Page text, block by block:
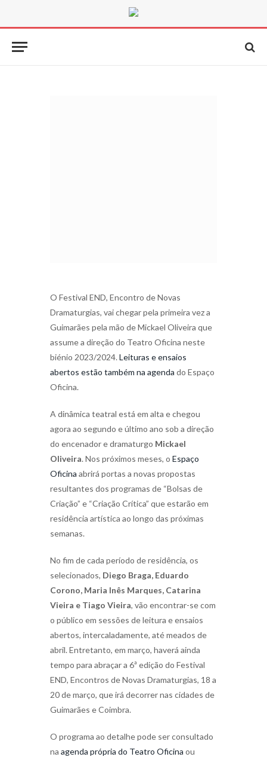
O Festival END, Encontro de Novas
Dramaturgias, vai chegar pela primeira vez a
Guimarães pela mão de Mickael Oliveira que
assume a direção do Teatro Oficina neste
biénio 2023/2024. Leituras e ensaios
abertos estão também na agenda do Espaço
Oficina.
A dinâmica teatral está em alta e chegou
agora ao segundo e último ano sob a direção
do encenador e dramaturgo Mickael
Oliveira. Nos próximos meses, o Espaço
Oficina abrirá portas a novas propostas
resultantes dos programas de “Bolsas de
Criação” e “Criação Crítica” que estarão em
residência artística ao longo das próximas
semanas.
No fim de cada período de residência, os
selecionados, Diego Braga, Eduardo
Corono, Maria Inês Marques, Catarina
Vieira e Tiago Vieira, vão encontrar-se com
o público em sessões de leitura e ensaios
abertos, intercaladamente, até meados de
abril. Entretanto, em março, haverá ainda
tempo para abraçar a 6ª edição do Festival
END, Encontros de Novas Dramaturgias, 18 a
20 de março, que irá decorrer nas cidades de
Guimarães e Coimbra.
O programa ao detalhe pode ser consultado
na agenda própria do Teatro Oficina ou